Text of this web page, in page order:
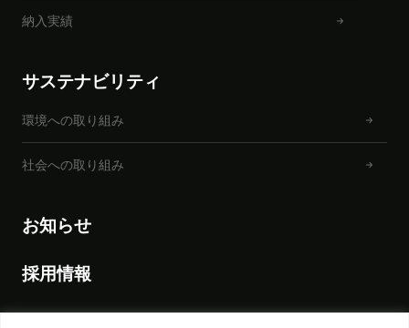
納入実績
サステナビリティ
環境への取り組み
社会への取り組み
お知らせ
採用情報